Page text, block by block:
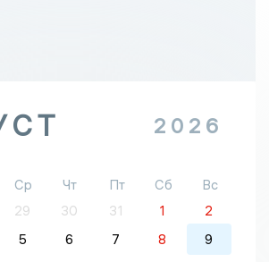
2026
Ср Чт Пт Сб
Вс
29 30 31 1
2
5 6 7 8
9